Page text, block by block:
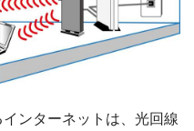
ンターネットは、光回線